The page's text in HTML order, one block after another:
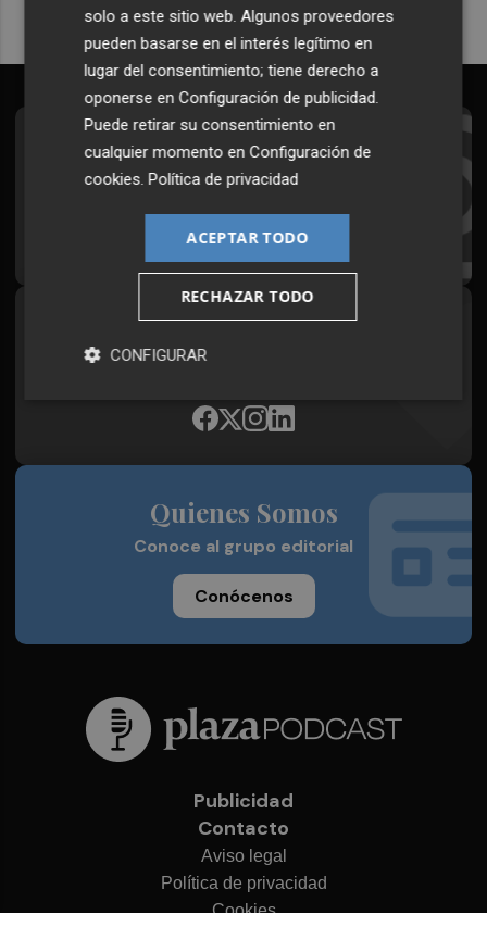
Suscríbete al Boletín
Todos los días a primera hora en tu email
¡Quiero suscribirme!
Síguenos en redes
Plaza Podcast, desde cualquier medio
Quienes Somos
Conoce al grupo editorial
Conócenos
Publicidad
Contacto
Aviso legal
Política de privacidad
Cookies
solo a este sitio web. Algunos proveedores
pueden basarse en el interés legítimo en
lugar del consentimiento; tiene derecho a
oponerse enConfiguración de publicidad.
Puede retirar su consentimiento en
cualquier momento enConfiguración de
cookies.Política de privacidad
ACEPTAR TODO
RECHAZAR TODO
CONFIGURAR